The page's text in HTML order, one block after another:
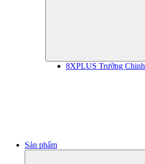
8XPLUS Trường Chinh
Sản phẩm